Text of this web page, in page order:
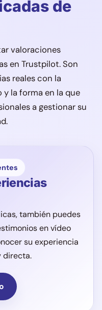
de
valoraciones
en Trustpilot. Son
reales con la
la forma en la que
a gestionar su
también puedes
en vídeo
su experiencia
directa.